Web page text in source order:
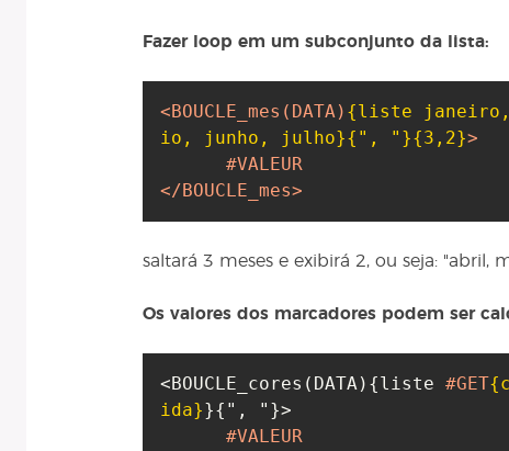
Fazer loop em um subconjunto da lista:
<BOUCLE_mes (DATA) {liste janeiro,
io, junho, julho}{", "}{3,2}>
#VALEUR
</BOUCLE_mes>
saltará 3 meses e exibirá 2, ou seja: "abril,
Os valores dos marcadores podem ser
<BOUCLE_cores ( DATA) {liste #GET
ida}}{ ", " }>
#VALEUR